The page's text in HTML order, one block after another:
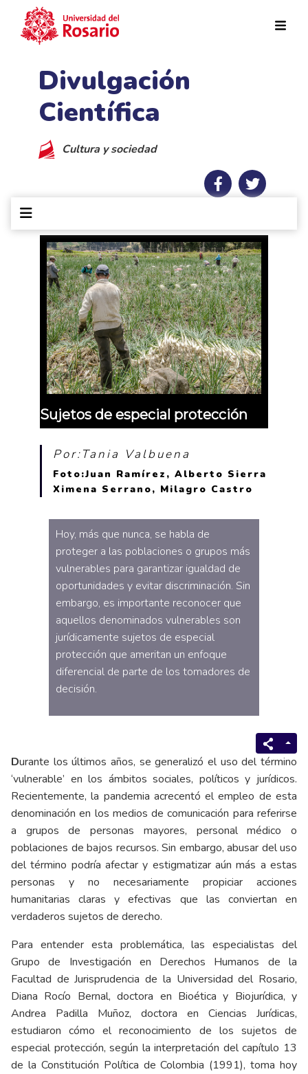
Divulgación
Científica
Cultura y sociedad
Sujetos de especial protección
Por:Tania Valbuena
Foto:Juan Ramírez, Alberto Sierra
Ximena Serrano, Milagro Castro
Hoy, más que nunca, se habla de
proteger a las poblaciones o grupos más
vulnerables para garantizar igualdad de
oportunidades y evitar discriminación. Sin
embargo, es importante reconocer que
aquellos denominados vulnerables son
jurídicamente sujetos de especial
protección que ameritan un enfoque
diferencial de parte de los tomadores de
decisión.
Durante los últimos años, se generalizó el uso del término
‘vulnerable’ en los ámbitos sociales, políticos y jurídicos.
Recientemente, la pandemia acrecentó el empleo de esta
denominación en los medios de comunicación para referirse
a grupos de personas mayores, personal médico o
poblaciones de bajos recursos. Sin embargo, abusar del uso
del término podría afectar y estigmatizar aún más a estas
personas y no necesariamente propiciar acciones
humanitarias claras y efectivas que las conviertan en
verdaderos sujetos de derecho.
Para entender esta problemática, las especialistas del
Grupo de Investigación en Derechos Humanos de la
Facultad de Jurisprudencia de la Universidad del Rosario,
Diana Rocío Bernal, doctora en Bioética y Biojurídica, y
Andrea Padilla Muñoz, doctora en Ciencias Jurídicas,
estudiaron cómo el reconocimiento de los sujetos de
especial protección, según la interpretación del capítulo 13
de la Constitución Política de Colombia (1991), toma hoy